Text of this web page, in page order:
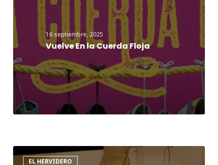
Floja
16 septiembre, 2025
Vuelve En la Cuerda Floja
EL HERVIDERO
Merienda